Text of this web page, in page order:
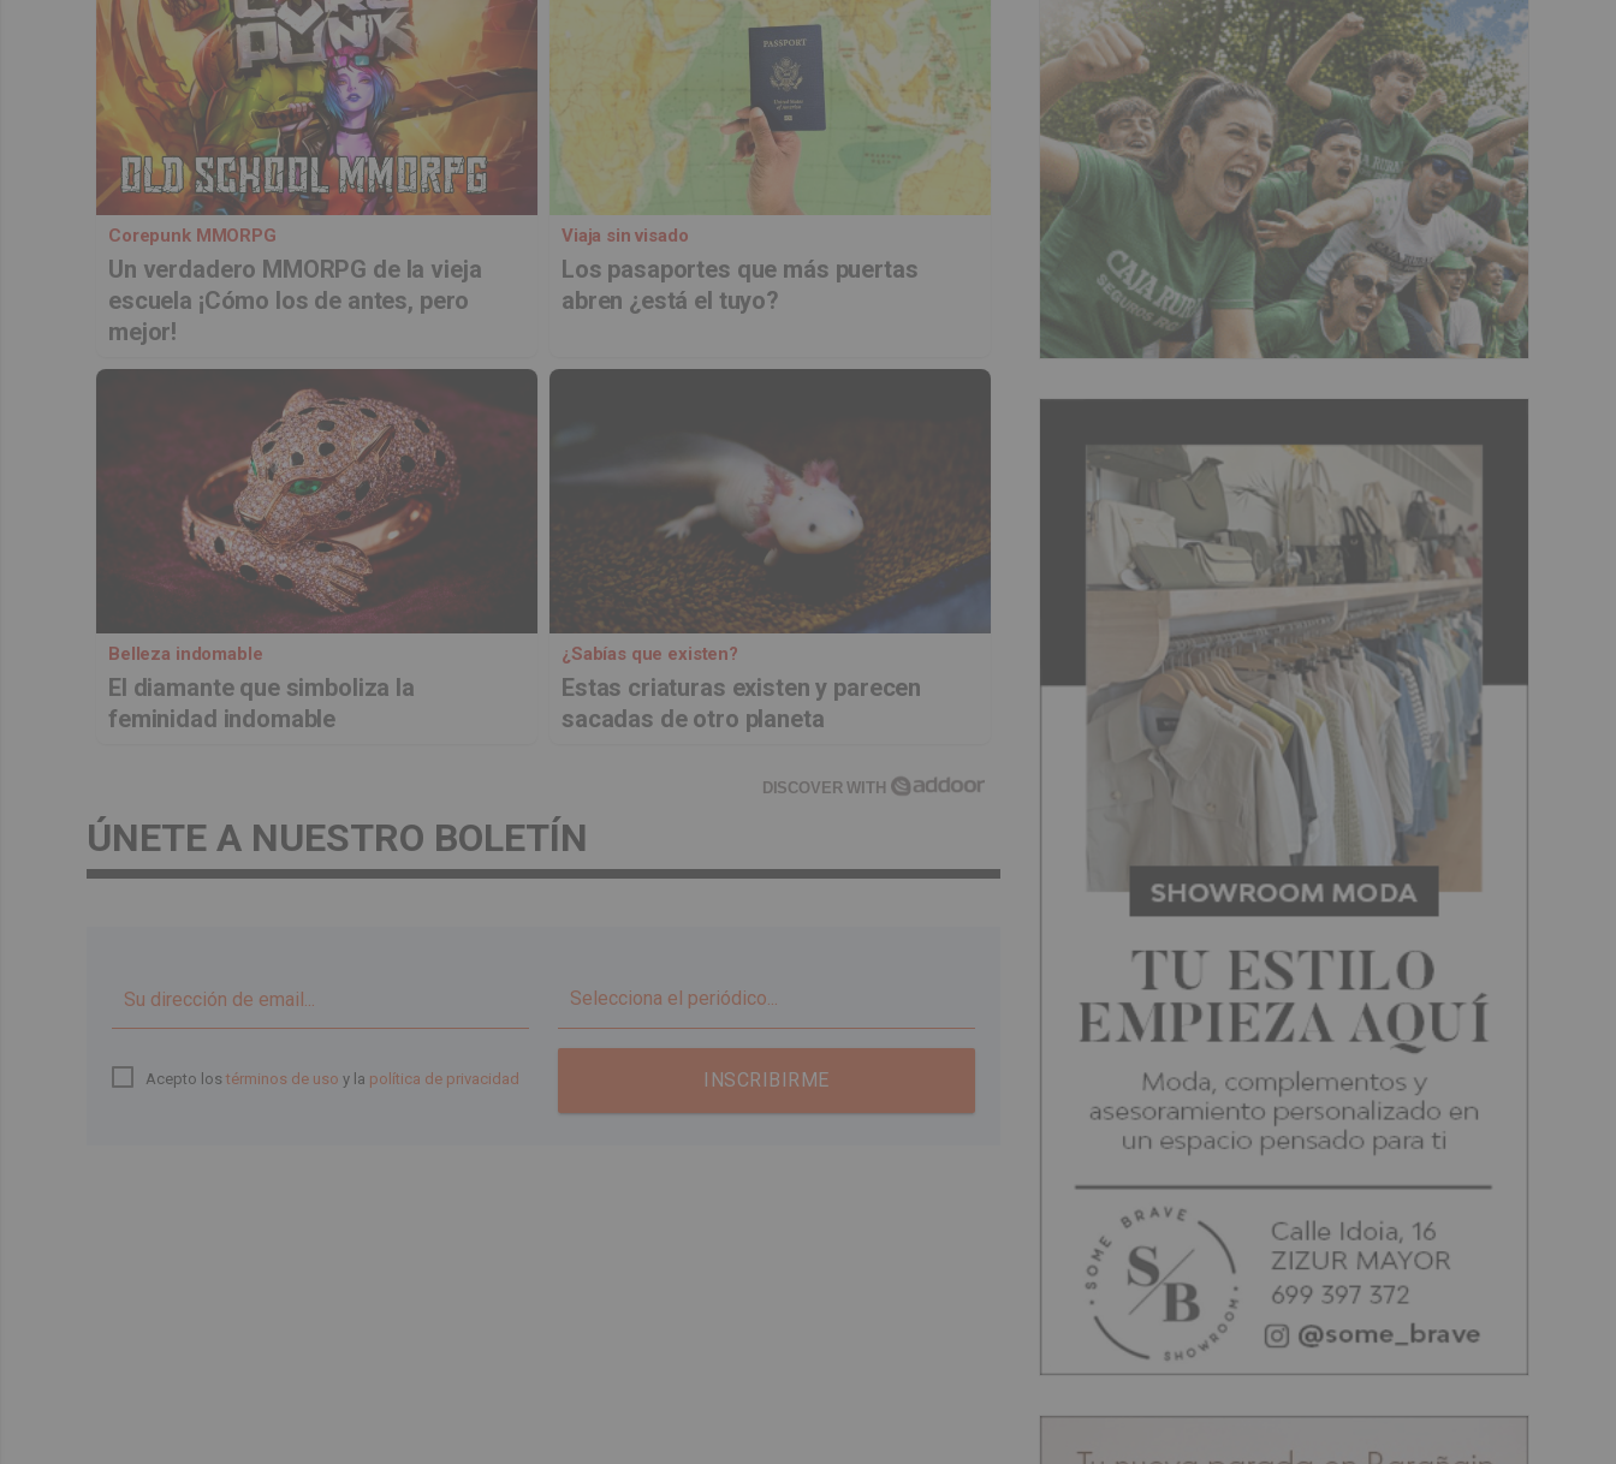
Corepunk MMORPG
Un verdadero MMORPG de la vieja
escuela ¡Cómo los de antes, pero
mejor!
Viaja sin visado
Los pasaportes que más puertas
abren ¿está el tuyo?
Belleza indomable
El diamante que simboliza la
feminidad indomable
¿Sabías que existen?
Estas criaturas existen y parecen
sacadas de otro planeta
DISCOVER WITH
ÚNETE A NUESTRO BOLETÍN
Acepto los términos de uso y la política de privacidad INSCRIBIRME